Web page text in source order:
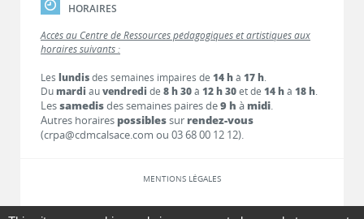
HORAIRES
Accès au Centre de Ressources pédagogiques et artistiques aux
horaires suivants :
Les lundisdes semaines impaires de 14 hà 17 h.
Dumardi auvendredi de 8 h 30à 12 h 30et de 14 hà 18 h.
Lessamedisdes semaines paires de9 h à midi.
Autres horaires possiblessur rendez-vous
(crpa@cdmcalsace.com ou 03 68 00 12 12).
MENTIONS LÉGALES